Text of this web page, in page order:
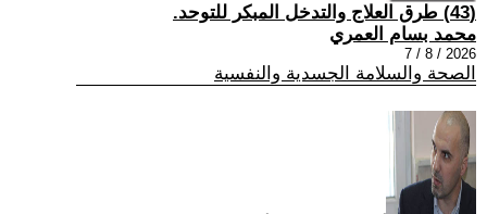
(43) طرق العلاج والتدخل المبكر للتوحد.
محمد بسام العمري
2026 / 8 / 7
الصحة والسلامة الجسدية والنفسية